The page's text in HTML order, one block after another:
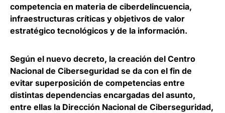
competencia en materia de ciberdelincuencia,
infraestructuras críticas y objetivos de valor
estratégico tecnológicos y de la información.
Según el nuevo decreto, la creación del Centro
Nacional de Ciberseguridad se da con el fin de
evitar superposición de competencias entre
distintas dependencias encargadas del asunto,
entre ellas la Dirección Nacional de Ciberseguridad,